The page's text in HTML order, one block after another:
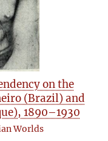
on the
(Brazil) and
1890–1930
Worlds